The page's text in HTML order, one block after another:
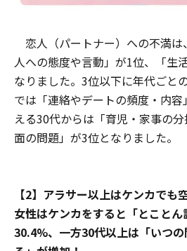
恋人（パートナー）への不満
人への態度や言動」が1位、「生
なりました。3位以下に年代ごと
では「連絡やデートの頻度・内
える30代からは「育児・家事の
面の問題」が3位となりました。
【2】アラサー以上はケンカでも
女性はケンカをすると「とこと
30.4%、一方30代以上は「いつ